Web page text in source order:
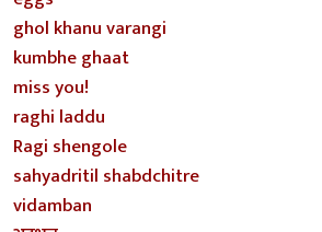
ghol khanu varangi
kumbhe ghaat
miss you!
raghi laddu
Ragi shengole
sahyadritil shabdchitre
vidamban